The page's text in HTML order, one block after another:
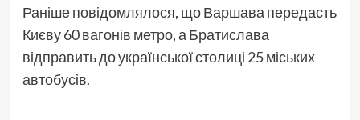
Раніше повідомлялося, що Варшава передасть
Києву 60 вагонів метро, а Братислава
відправить до української столиці 25 міських
автобусів.